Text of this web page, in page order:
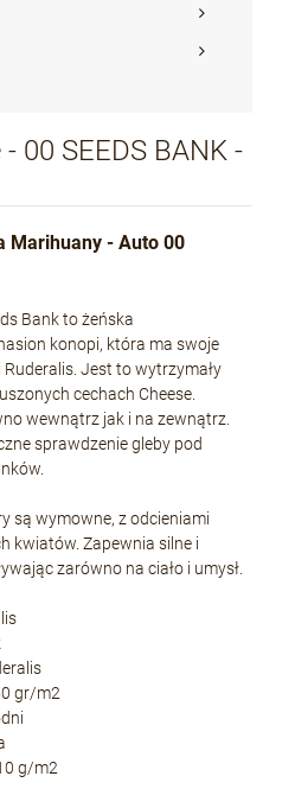
00 SEEDS BANK -
Marihuany - Auto 00
Bank to żeńska
konopi, która ma swoje
Ruderalis. Jest to wytrzymały
cechach Cheese.
wewnątrz jak i na zewnątrz.
sprawdzenie gleby pod
są wymowne, z odcieniami
kwiatów. Zapewnia silne i
zarówno na ciało i umysł.
gr/m2
g/m2